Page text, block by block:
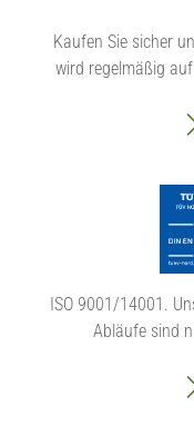
Kaufen Sie sicher
wird regelmäßig
ISO 9001/14001.
Abläufe sind